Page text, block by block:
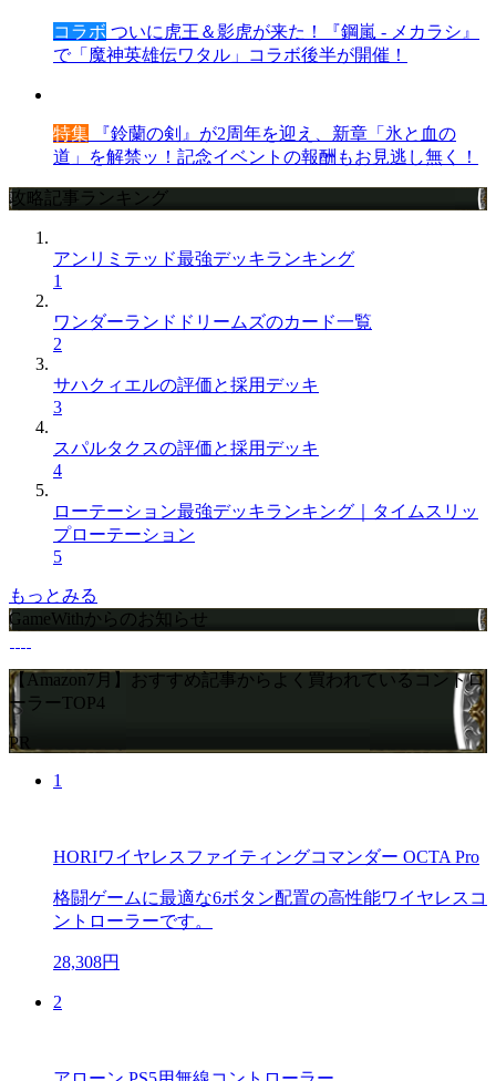
コラボ ついに虎王＆影虎が来た！『鋼嵐 - メカラシ』
で「魔神英雄伝ワタル」コラボ後半が開催！
特集 『鈴蘭の剣』が2周年を迎え、新章「氷と血の
道」を解禁ッ！記念イベントの報酬もお見逃し無く！
攻略記事ランキング
アンリミテッド最強デッキランキング
1
ワンダーランドドリームズのカード一覧
2
サハクィエルの評価と採用デッキ
3
スパルタクスの評価と採用デッキ
4
ローテーション最強デッキランキング｜タイムスリッ
プローテーション
5
もっとみる
GameWithからのお知らせ
【Amazon7月】おすすめ記事からよく買われているコントロ
ーラーTOP4
PR
1
HORIワイヤレスファイティングコマンダー OCTA Pro
格闘ゲームに最適な6ボタン配置の高性能ワイヤレスコ
ントローラーです。
28,308円
2